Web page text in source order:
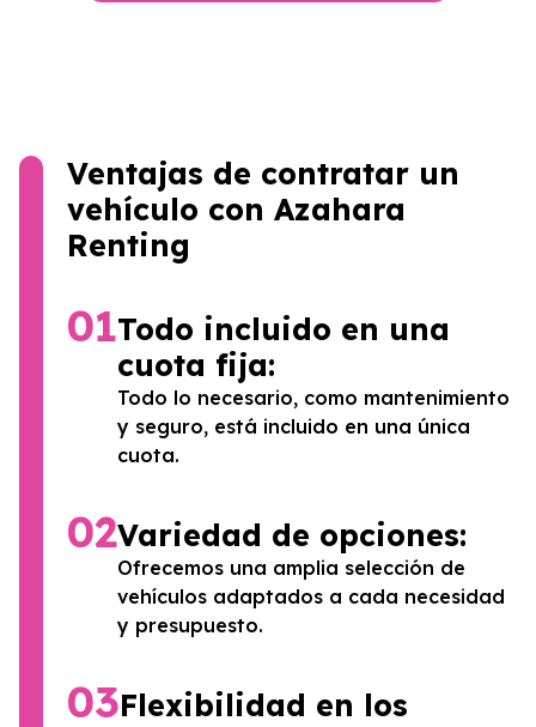
Ventajas de contratar un
vehículo con Azahara
Renting
01Todo incluido en una
cuota fija:
Todo lo necesario, como mantenimiento
y seguro, está incluido en una única
cuota.
02Variedad de opciones:
Ofrecemos una amplia selección de
vehículos adaptados a cada necesidad
y presupuesto.
03Flexibilidad en los